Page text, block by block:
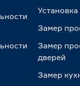
Замер
Замер
дверей
Замер